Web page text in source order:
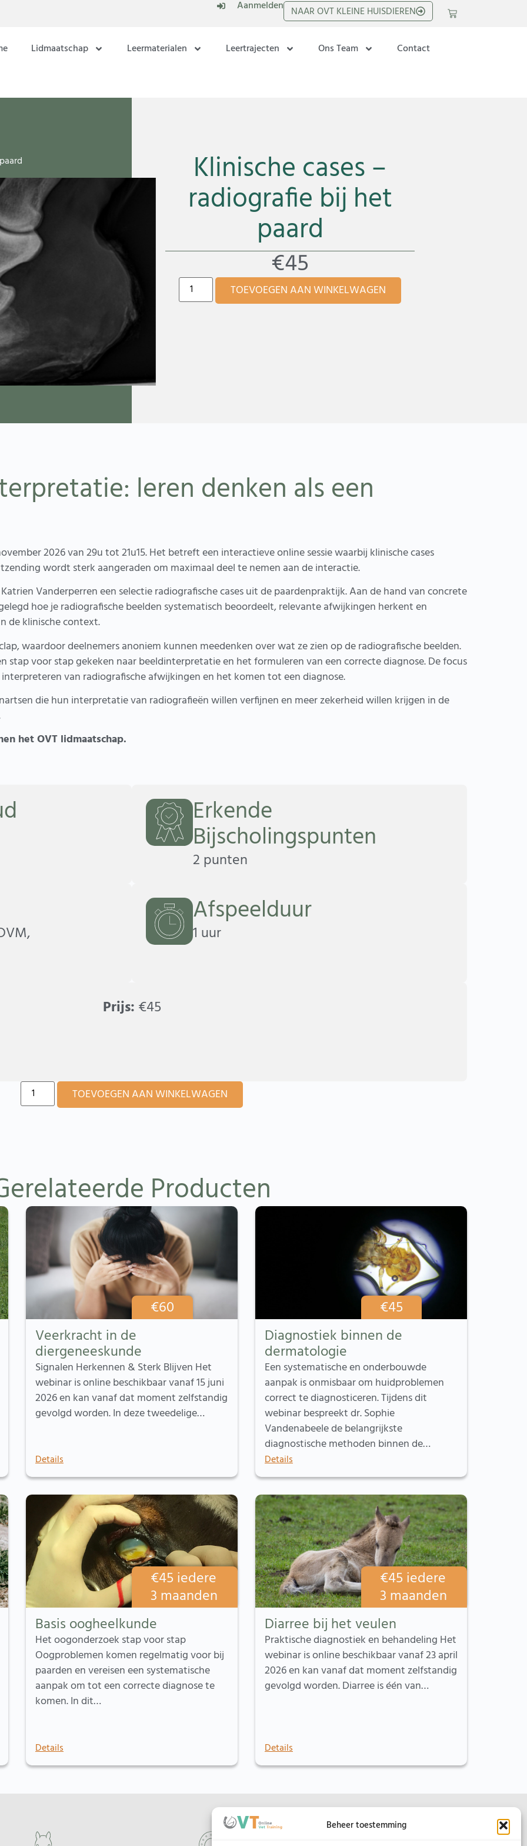
Beheer toestemming
Aanmelden NAAR OVT KLEINE HUISDIEREN
Lidmaatschap Leermaterialen Leertrajecten Ons Team Contact
Klinische cases –
radiografie bij het
paard
€45
TOEVOEGEN AAN WINKELWAGEN
leren denken als een
2026 van 29u tot 21u15. Het betreft een interactieve online sessie waarbij klinische cases
wordt sterk aangeraden om maximaal deel te nemen aan de interactie.
Vanderperren een selectie radiografische cases uit de paardenpraktijk. Aan de hand van concrete
hoe je radiografische beelden systematisch beoordeelt, relevante afwijkingen herkent en
de klinische context.
waardoor deelnemers anoniem kunnen meedenken over wat ze zien op de radiografische beelden.
stap voor stap gekeken naar beeldinterpretatie en het formuleren van een correcte diagnose. De focus
van radiografische afwijkingen en het komen tot een diagnose.
die hun interpretatie van radiografieën willen verfijnen en meer zekerheid willen krijgen in de
het OVT lidmaatschap.
Erkende
Bijscholingspunten
2 punten
Afspeelduur
1 uur
Prijs: €45
TOEVOEGEN AAN WINKELWAGEN
Producten
€60
Veerkracht in de
diergeneeskunde
Signalen Herkennen & Sterk Blijven Het
webinar is online beschikbaar vanaf 15 juni
2026 en kan vanaf dat moment zelfstandig
gevolgd worden. In deze tweedelige…
Details
€45
Diagnostiek binnen de
dermatologie
Een systematische en onderbouwde
aanpak is onmisbaar om huidproblemen
correct te diagnosticeren. Tijdens dit
webinar bespreekt dr. Sophie
Vandenabeele de belangrijkste
diagnostische methoden binnen de…
Details
€45 iedere
3 maanden
Basis oogheelkunde
Het oogonderzoek stap voor stap
Oogproblemen komen regelmatig voor bij
paarden en vereisen een systematische
aanpak om tot een correcte diagnose te
komen. In dit…
Details
€45 iedere
3 maanden
Diarree bij het veulen
Praktische diagnostiek en behandeling Het
webinar is online beschikbaar vanaf 23 april
2026 en kan vanaf dat moment zelfstandig
gevolgd worden. Diarree is één van…
Details